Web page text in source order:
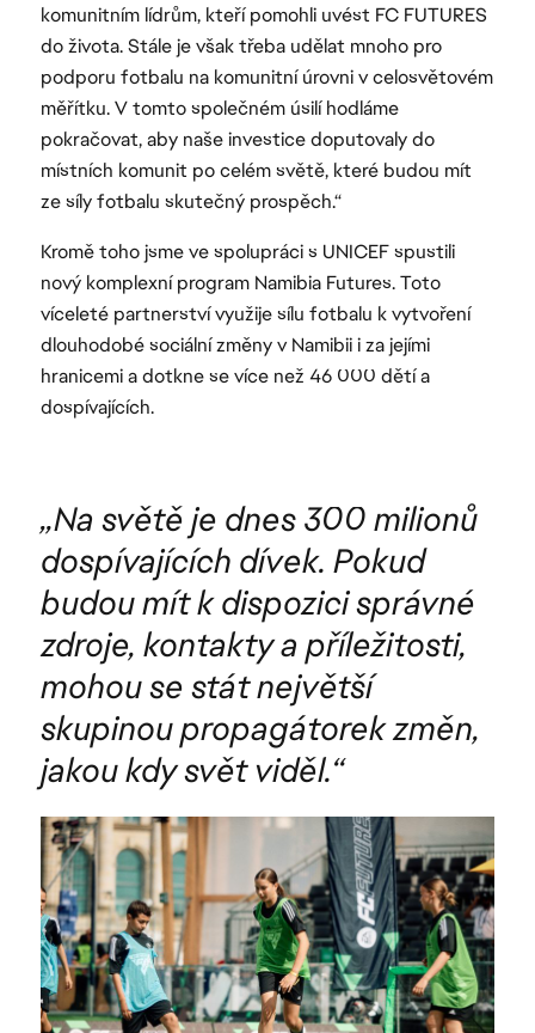
komunitním lídrům, kteří pomohli uvést FC FUTURES
do života. Stále je však třeba udělat mnoho pro
podporu fotbalu na komunitní úrovni v celosvětovém
měřítku. V tomto společném úsilí hodláme
pokračovat, aby naše investice doputovaly do
místních komunit po celém světě, které budou mít
ze síly fotbalu skutečný prospěch.“
Kromě toho jsme ve spolupráci s UNICEF spustili
nový komplexní program Namibia Futures. Toto
víceleté partnerství využije sílu fotbalu k vytvoření
dlouhodobé sociální změny v Namibii i za jejími
hranicemi a dotkne se více než 46 000 dětí a
dospívajících.
„Na světě je dnes 300 milionů
dospívajících dívek. Pokud
budou mít k dispozici správné
zdroje, kontakty a příležitosti,
mohou se stát největší
skupinou propagátorek změn,
jakou kdy svět viděl.“